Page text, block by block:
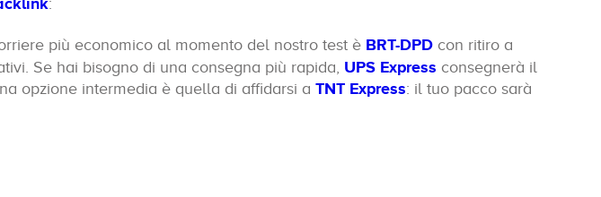
:
più economico al momento del nostro test è BRT-DPD con ritiro a
Se hai bisogno di una consegna più rapida, UPS Express consegnerà il
opzione intermedia è quella di affidarsi a TNT Express: il tuo pacco sarà